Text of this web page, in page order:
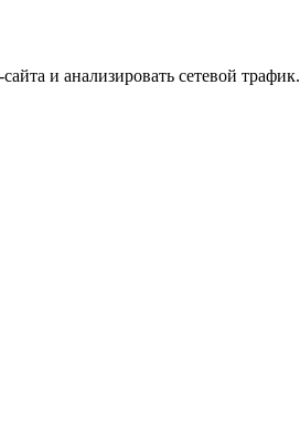
и анализировать сетевой трафик.